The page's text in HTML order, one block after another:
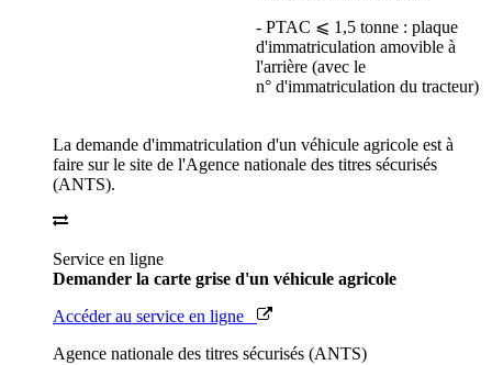
- PTAC ⩽ 1,5 tonne : plaque
d'immatriculation amovible à
l'arrière (avec le
n° d'immatriculation du tracteur)
La demande d'immatriculation d'un véhicule agricole est à
faire sur le site de l'Agence nationale des titres sécurisés
(ANTS).
Service en ligne
Demander la carte grise d'un véhicule agricole
Accéder au service en ligne
Agence nationale des titres sécurisés (ANTS)